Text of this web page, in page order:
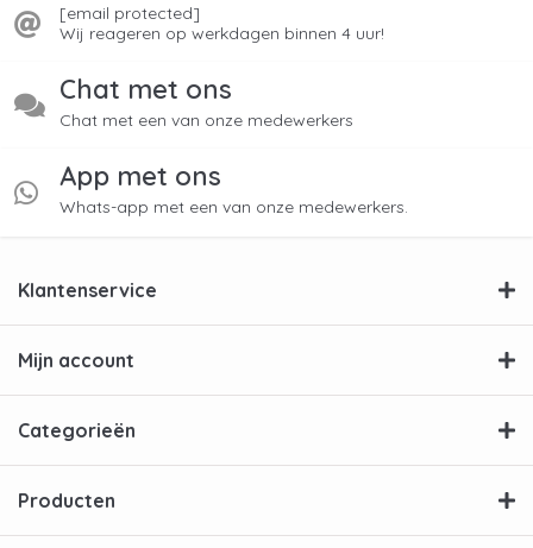
[email protected]
Wij reageren op werkdagen binnen 4 uur!
Chat met ons
Chat met een van onze medewerkers
App met ons
Whats-app met een van onze medewerkers.
Klantenservice
Mijn account
Categorieën
Producten